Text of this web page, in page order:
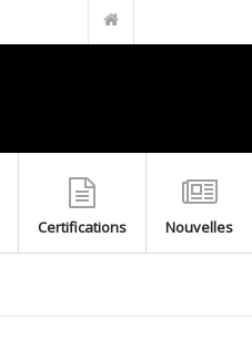
RACCORD
MITIGEUR
MITIGEUR
Certifications Nouvelles